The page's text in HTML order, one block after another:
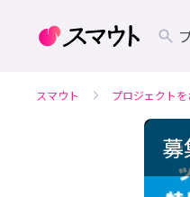
スマウト プロジェクト
募